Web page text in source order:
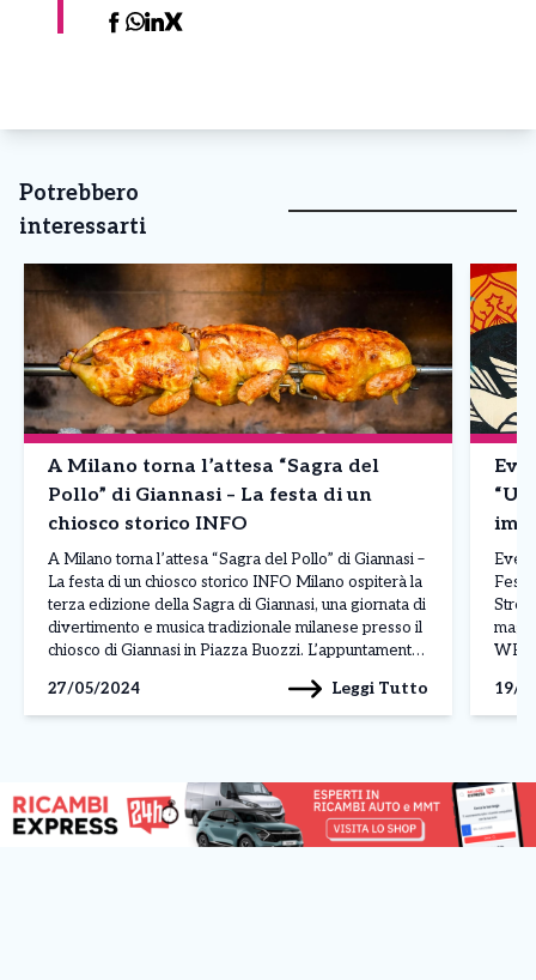
Potrebbero
interessarti
A Milano torna l’attesa “Sagra del
Pollo” di Giannasi – La festa di un
chiosco storico INFO
A Milano torna l’attesa “Sagra del Pollo” di Giannasi –
La festa di un chiosco storico INFO Milano ospiterà la
terza edizione della Sagra di Giannasi, una giornata di
divertimento e musica tradizionale milanese presso il
chiosco di Giannasi in Piazza Buozzi. L’appuntamento
piatti tipici come […]
27/05/2024 Leggi Tutto
[…]
19/